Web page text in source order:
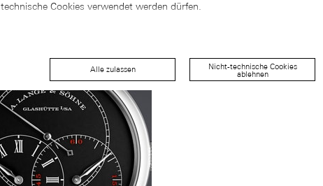
technische Cookies verwendet werden dürfen.
Alle zulassen
Nicht-technische Cookies
ablehnen